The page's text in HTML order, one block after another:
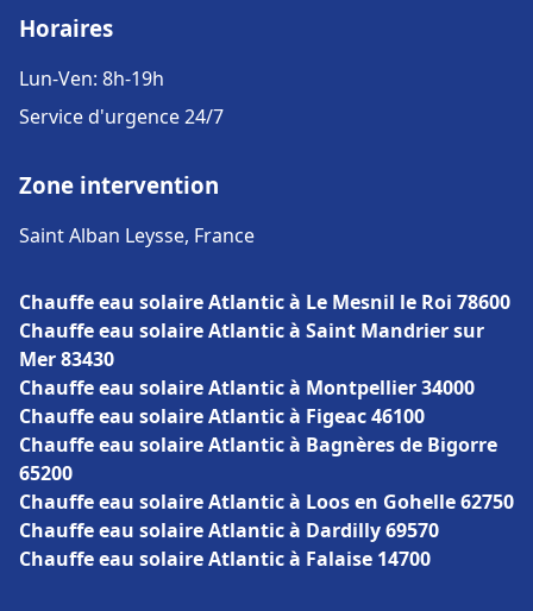
Horaires
Lun-Ven: 8h-19h
Service d'urgence 24/7
Zone intervention
Saint Alban Leysse, France
Chauffe eau solaire Atlantic à Le Mesnil le Roi 78600
Chauffe eau solaire Atlantic à Saint Mandrier sur
Mer 83430
Chauffe eau solaire Atlantic à Montpellier 34000
Chauffe eau solaire Atlantic à Figeac 46100
Chauffe eau solaire Atlantic à Bagnères de Bigorre
65200
Chauffe eau solaire Atlantic à Loos en Gohelle 62750
Chauffe eau solaire Atlantic à Dardilly 69570
Chauffe eau solaire Atlantic à Falaise 14700